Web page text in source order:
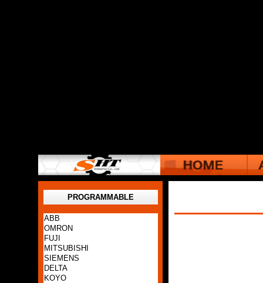
PROGRAMMABLE
ABB
OMRON
FUJI
MITSUBISHI
SIEMENS
DELTA
KOYO